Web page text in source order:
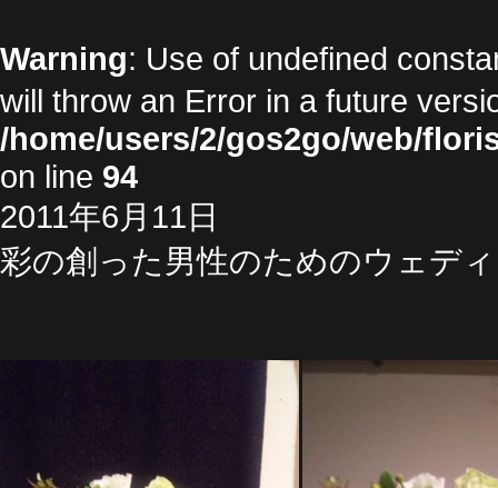
Warning: Use of undefined
will throw an Error in a future
/home/users/2/gos2go/web/
on line 94
2011年6月11日
彩の創った男性のためのウェデ